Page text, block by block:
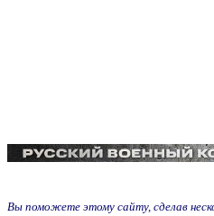
Вы поможете этому сайту, сделав